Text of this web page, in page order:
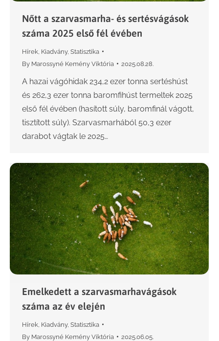
Nőtt a szarvasmarha- és sertésvágások
száma 2025 első fél évében
Hírek Kiadvány, Statisztika
By Marossyné Kemény Viktória 2025.08.28.
A hazai vágóhidak 234,2 ezer tonna sertéshúst
és 262,3 ezer tonna baromfihúst termeltek 2025
első fél évében (hasított súly, baromfinál vágott,
tisztított súly). Szarvasmarhából 50,3 ezer
darabot vágtak le 2025…
Emelkedett a szarvasmarhavágások
száma az év elején
Hírek Kiadvány, Statisztika
By Marossyné Kemény Viktória 2025.06.05.